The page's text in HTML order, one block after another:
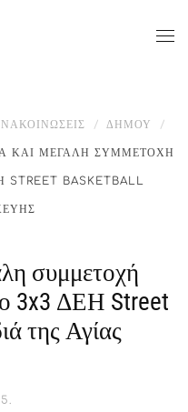
ΔΉΜΟΥ
ΚΑΙ ΜΕΓΆΛΗ ΣΥΜΜΕΤΟΧΉ
BASKETBALL
συμμετοχή
3x3 ΔΕΗ Street
της Αγίας
.